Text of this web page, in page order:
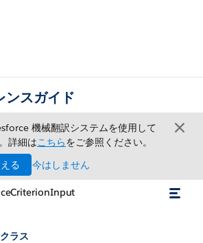
スガイド
機械翻訳システムを使用して
詳細はこちらをご参照ください。
る
今はしません
ラス